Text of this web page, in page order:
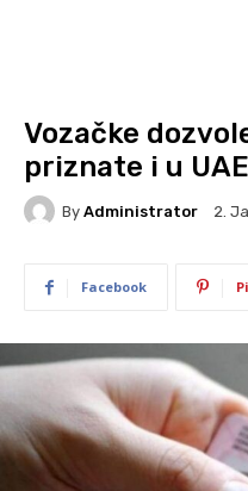
Vozačke
priznate i u UAE
By Administrator 2.
Facebook